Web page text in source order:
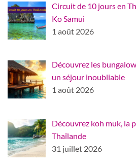
Circuit de 10 jours en
Ko Samui
1 août 2026
Découvrez les
un séjour inoubliable
1 août 2026
Découvrez koh muk, la
Thaïlande
31 juillet 2026